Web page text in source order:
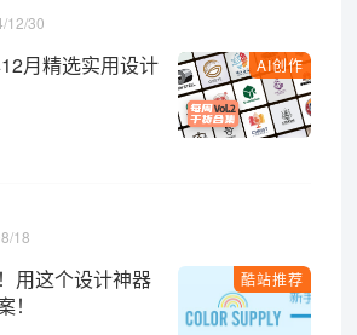
12/30
AI创作
月精选实用设计
18
酷站推荐
用这个设计神器